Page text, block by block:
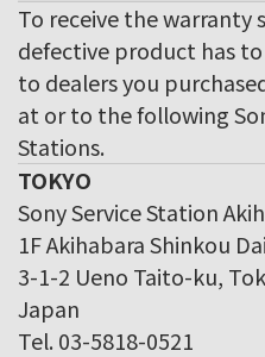
To receive the warranty
defective product has
to dealers you
at or to the following
Stations.
TOKYO
Sony Service Station
1F Akihabara Shinkou
3-1-2 Ueno Taito-ku,
Japan
Tel. 03-5818-0521